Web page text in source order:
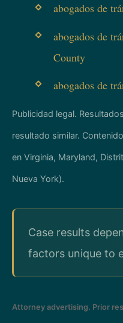
abogados de
abogados de
County
abogados de
Publicidad legal.
resultado similar.
en Virginia, Maryland,
Nueva York).
Case results
factors unique to
Attorney advertising. Prior